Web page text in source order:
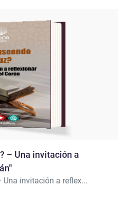
– Una invitación a
invitación a reflex...